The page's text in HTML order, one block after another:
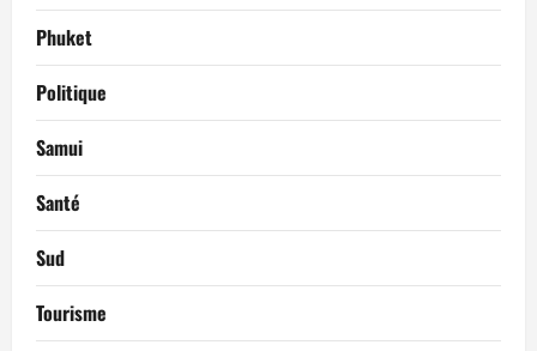
Phuket
Politique
Samui
Santé
Sud
Tourisme